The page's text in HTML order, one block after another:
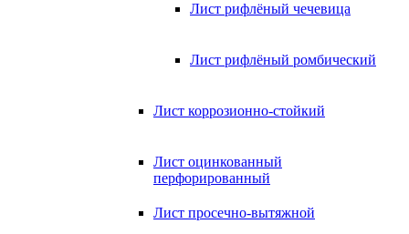
Лист рифлёный чечевица
Лист рифлёный ромбический
Лист коррозионно-стойкий
Лист оцинкованный
перфорированный
Лист просечно-вытяжной